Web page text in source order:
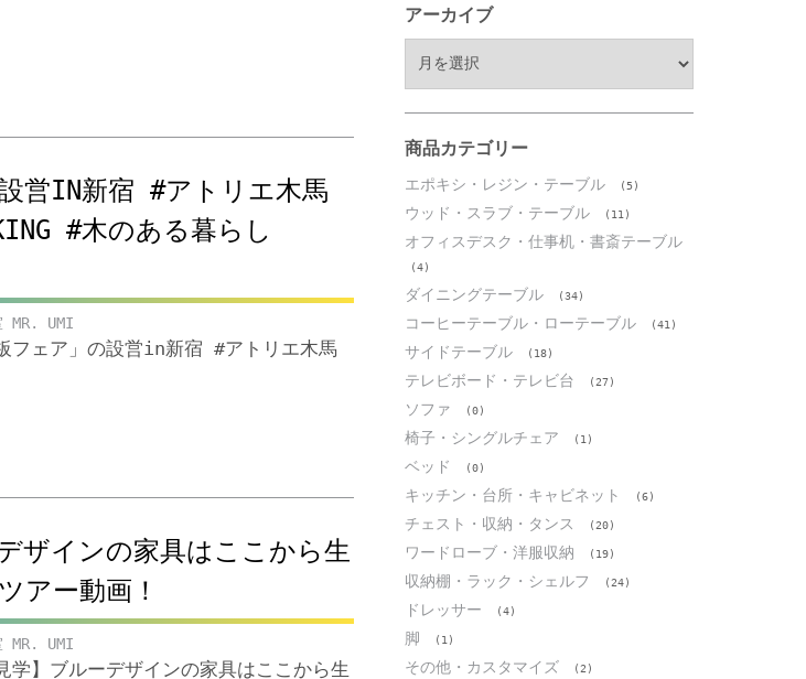
設営IN新宿 #アトリエ木馬
#木のある暮らし
MR. UMI
フェア」の設営in新宿 #アトリエ木馬
ザインの家具はここから生
アー動画！
MR. UMI
】ブルーデザインの家具はここから生
アーカイブ
ブ
商品カテゴリー
エポキシ・レジン・テーブル (5)
ウッド・スラブ・テーブル (11)
オフィスデスク・仕事机・書斎テーブル
(4)
ダイニングテーブル (34)
コーヒーテーブル・ローテーブル (41)
サイドテーブル (18)
テレビボード・テレビ台 (27)
ソファ (0)
椅子・シングルチェア (1)
ベッド (0)
キッチン・台所・キャビネット (6)
チェスト・収納・タンス (20)
ワードローブ・洋服収納 (19)
収納棚・ラック・シェルフ (24)
ドレッサー (4)
脚 (1)
その他・カスタマイズ (2)